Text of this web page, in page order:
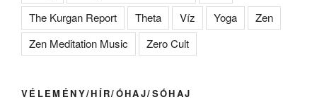
The Kurgan Report
Theta Víz Yoga
Zen
Zen Meditation Music
Zero Cult
VÉLEMÉNY/HÍR/ÓHAJ/SÓHAJ